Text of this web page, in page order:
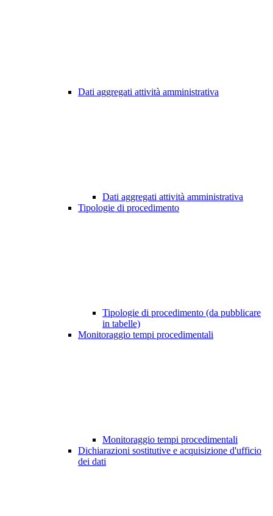
Dati aggregati attività amministrativa
Dati aggregati attività amministrativa
Tipologie di procedimento
Tipologie di procedimento (da pubblicare
in tabelle)
Monitoraggio tempi procedimentali
Monitoraggio tempi procedimentali
Dichiarazioni sostitutive e acquisizione d'ufficio
dei dati